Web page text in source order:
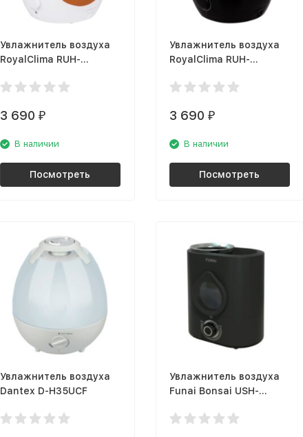
Увлажнитель воздуха
RoyalClima RUH-
3 690 ₽
В наличии
Посмотреть
Увлажнитель воздуха
RoyalClima RUH-
3 690 ₽
В наличии
Посмотреть
Увлажнитель воздуха
Dantex D-H35UCF
Увлажнитель воздуха
Funai Bonsai USH-